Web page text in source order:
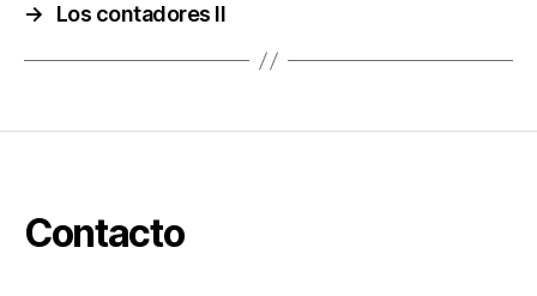
→
Los contadores II
Contacto